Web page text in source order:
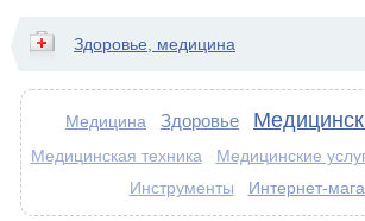
Здоровье, медицина
Медицина Здоровье
Медицинская техника Медицинские
Инструменты Интернет-